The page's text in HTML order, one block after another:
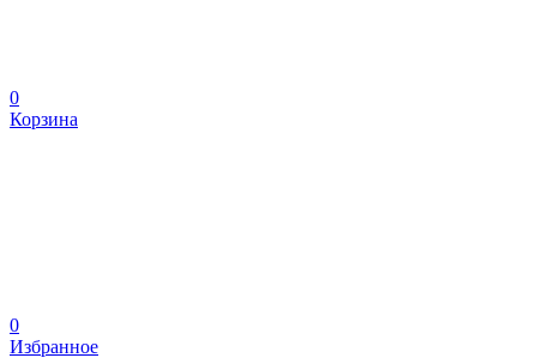
0
Корзина
0
Избранное